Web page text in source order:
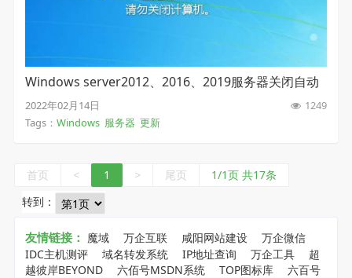
Windows server2012、2016、2019服务器关闭自动
更新
2022年02月14日
1249
Tags： Windows 服务器 更新
首页 < 1 > 尾页
1/1页 共17条
转到：
友情链接： 魔域 万企互联 咸阳网站建设
万企微信
IDC主机测评
域名转发系统 IP地址查询 万企工具
超
越彼岸BEYOND
六佰号MSDN系统 TOP图标库 六百号